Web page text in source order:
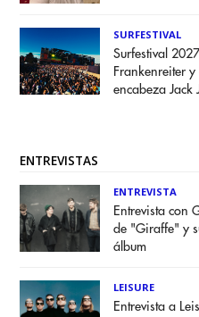
SURFESTIVAL
Surfestival
Frankenreiter
encabeza Jack
ENTREVISTAS
ENTREVISTA
Entrevista con
de "Giraffe" y
álbum
LEISURE
Entrevista a